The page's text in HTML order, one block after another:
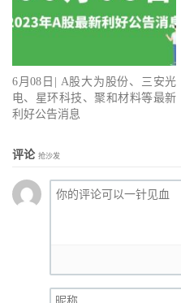
6月08日| A股大为股份、三安光
电、星环科技、聚和材料等最新
利好公告消息
评论 抢沙发